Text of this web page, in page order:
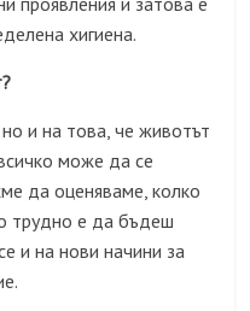
хигиена.
и на това, че животът
може да се
да оценяваме, колко
трудно е да бъдеш
и на нови начини за